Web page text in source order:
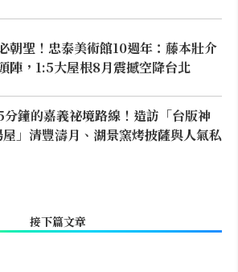
朝聖！忠泰美術館10週年：藤本壯介
陣，1:5大屋根8月震撼空降台北
分鐘的嘉義祕境路線！造訪「台版神
」清豐濤月、湖景窯烤披薩與人氣私
接下篇文章